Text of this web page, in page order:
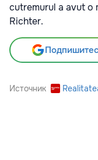
cutremurul a avut o
Richter.
Источник